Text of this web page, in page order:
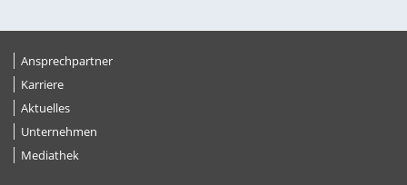
Ansprechpartner
Karriere
Aktuelles
Unternehmen
Mediathek